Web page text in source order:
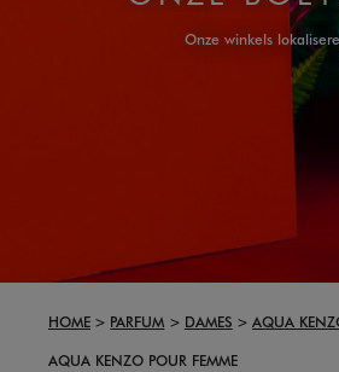
Onze winkels
HOME PARFUM DAMES
AQUA
AQUA KENZO POUR FEMME